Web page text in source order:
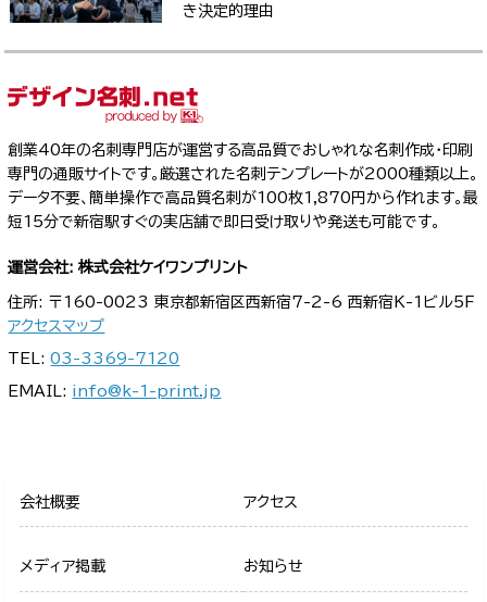
き決定的理由
創業40年の名刺専門店が運営する高品質でおしゃれな名刺作成・印刷
専門の通販サイトです。厳選された名刺テンプレートが2000種類以上。
データ不要、簡単操作で高品質名刺が100枚1,870円から作れます。最
短15分で新宿駅すぐの実店舗で即日受け取りや発送も可能です。
運営会社: 株式会社ケイワンプリント
住所: 〒160-0023 東京都新宿区西新宿7-2-6 西新宿K-1ビル5F
アクセスマップ
TEL:03-3369-7120
EMAIL: info@k-1-print.jp
会社概要 アクセス
メディア掲載 お知らせ